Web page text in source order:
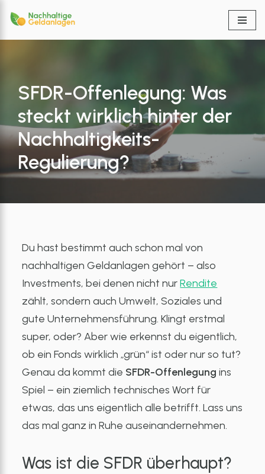
SFDR-Offenlegung: Was
steckt wirklich hinter der
Nachhaltigkeits-
Regulierung?
Du hast bestimmt auch schon mal von
nachhaltigen Geldanlagen gehört – also
Investments, bei denen nicht nurRendite
zählt, sondern auch Umwelt, Soziales und
gute Unternehmensführung. Klingt erstmal
super, oder? Aber wie erkennst du eigentlich,
ob ein Fonds wirklich „grün“ ist oder nur so tut?
Genau da kommt die SFDR-Offenlegung ins
Spiel – ein ziemlich technisches Wort für
etwas, das uns eigentlich alle betrifft. Lass uns
das mal ganz in Ruhe auseinandernehmen.
Was ist die SFDR überhaupt?